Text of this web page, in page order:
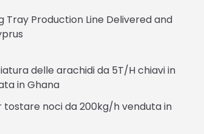
Tray Production Line Delivered and
delle arachidi da 5T/H chiavi in
in Ghana
tostare noci da 200kg/h venduta in